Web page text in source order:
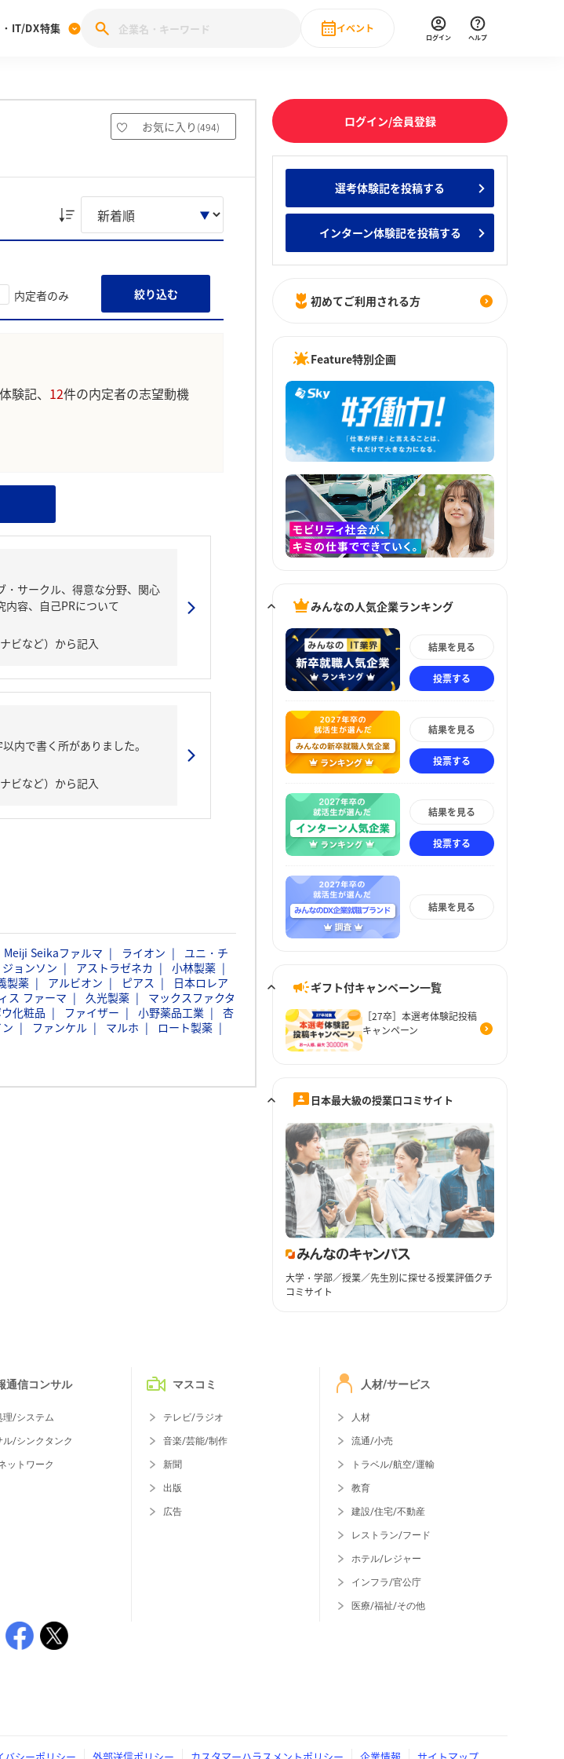
験記投稿キャンペーン
就職ブランド調査
みんなの新卒就職人気企業ランキング みんなのインターン人気企業ランキ
IT/DX特集
28卒 IT・DX現場社員インタビュー
イベント
直近のイベント一覧
ログイン ヘルプ
お気に入り (494)
内定者のみ 絞り込む
験記、 12件の内定者の志望動機
・サークル、得意な分野、関心
内容、自己PRについて
ビなど）から記入
内で書く所がありました。
ビなど）から記入
Meiji Seikaファルマ ライオン
ユニ・チ
ョンソン アストラゼネカ
小林製薬
製薬 アルビオン ピアス
日本ロレア
ス ファーマ 久光製薬
マックスファクタ
化粧品 ファイザー 小野薬品工業
杏
ファンケル マルホ
ロート製薬
ログイン/会員登録
選考体験記を投稿する
インターン体験記を投稿する
初めてご利用される方
Feature特別企画
みんなの人気企業ランキング
結果を見る
投票する
結果を見る
投票する
結果を見る
投票する
結果を見る
ギフト付キャンペーン一覧
［27卒］本選考体験記投稿
キャンペーン
日本最大級の授業口コミサイト
大学・学部／授業／先生別に探せる授業評価クチ
コミサイト
通信コンサル
理/システム
ル/シンクタンク
ットワーク
マスコミ
テレビ/ラジオ
音楽/芸能/制作
新聞
出版
広告
人材/サービス
人材
流通/小売
トラベル/航空/運輸
教育
建設/住宅/不動産
レストラン/フード
ホテル/レジャー
インフラ/官公庁
医療/福祉/その他